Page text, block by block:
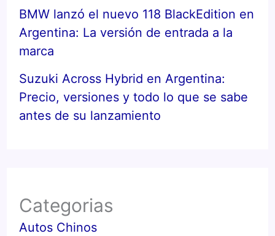
BMW lanzó el nuevo 118 BlackEdition en
Argentina: La versión de entrada a la
marca
Suzuki Across Hybrid en Argentina:
Precio, versiones y todo lo que se sabe
antes de su lanzamiento
Categorias
Autos Chinos